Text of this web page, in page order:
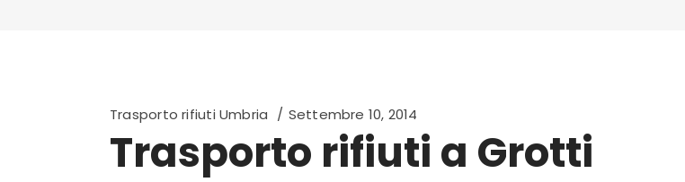
Trasporto rifiuti Umbria Settembre 10, 2014
Trasporto rifiuti a Grotti